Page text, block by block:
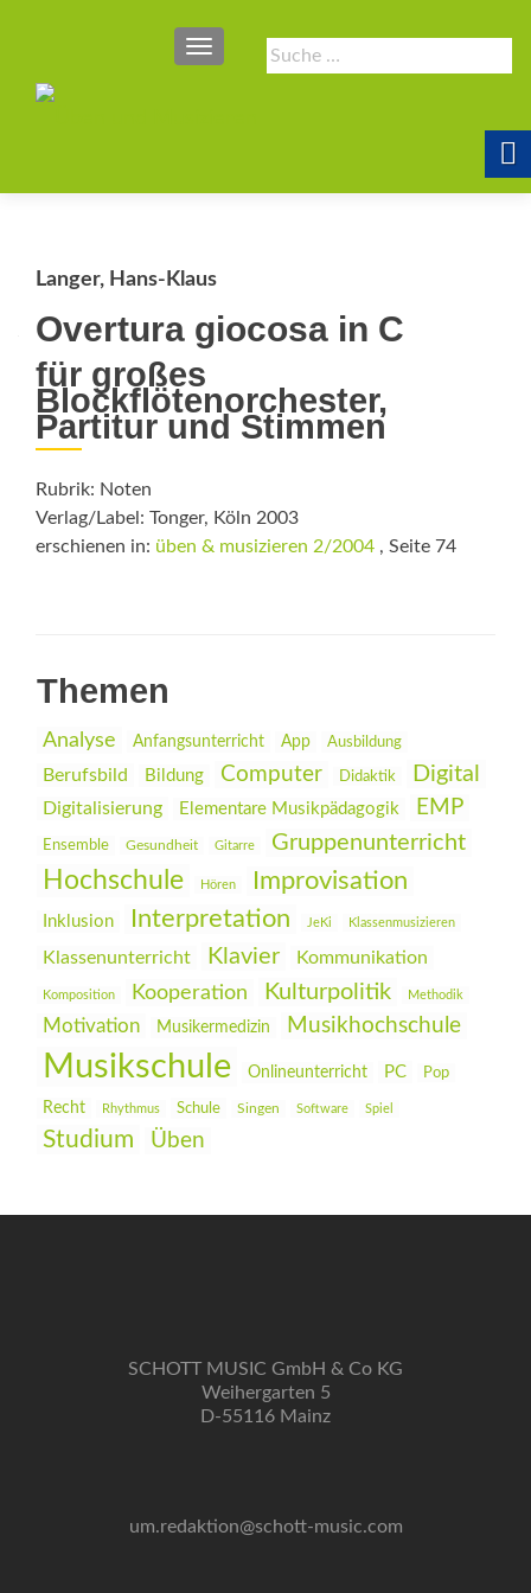
Suche
nach:
SCHALTE NAVIGATION
Langer, Hans-Klaus
Overtura giocosa in C
für großes
Blockflötenorchester,
Partitur und Stimmen
Rubrik: Noten
Verlag/Label: Tonger, Köln 2003
erschienen in: üben & musizieren 2/2004 , Seite 74
Themen
Analyse Anfangsunterricht App Ausbildung
Berufsbild Bildung Computer Didaktik Digital
Digitalisierung Elementare Musikpädagogik EMP
Ensemble Gesundheit Gitarre Gruppenunterricht
Hochschule Hören Improvisation
Inklusion Interpretation JeKi Klassenmusizieren
Klassenunterricht Klavier Kommunikation
Komposition Kooperation Kulturpolitik Methodik
Motivation Musikermedizin Musikhochschule
Musikschule Onlineunterricht PC Pop
Recht Rhythmus Schule Singen Software Spiel
Studium Üben
SCHOTT MUSIC GmbH & Co KG
Weihergarten 5
D-55116 Mainz
um.redaktion@schott-music.com